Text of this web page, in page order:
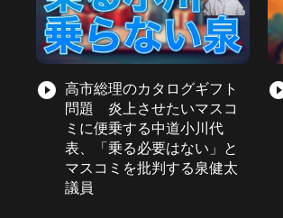
play_circle_filled 高市総理のカタログギフト
問題 炎上させたいマスコ
ミに便乗する中道小川代
表、「乗る必要はない」と
マスコミを批判する泉健太
議員